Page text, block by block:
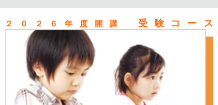
２０２６年度開講 受験コース